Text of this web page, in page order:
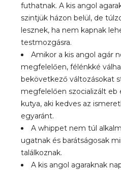
futhatnak. A kis angol
szintjük házon belül, de
lesznek, ha nem kapnak
testmozgásra.
Amikor a kis angol agár
megfelelően, félénkké
bekövetkező változásokat
megfelelően szocializált eb
kutya, aki kedves az
egyaránt.
A whippet nem túl
ugatnak és barátságosak
találkoznak.
A kis angol agaraknak